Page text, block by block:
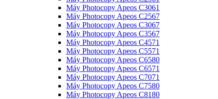
Máy Photocopy Apeos C3061
Máy Photocopy Apeos C2567
Máy Photocopy Apeos C3067
Máy Photocopy Apeos C3567
Máy Photocopy Apeos C4571
Máy Photocopy Apeos C5571
Máy Photocopy Apeos C6580
Máy Photocopy Apeos C6571
Máy Photocopy Apeos C7071
Máy Photocopy Apeos C7580
Máy Photocopy Apeos C8180